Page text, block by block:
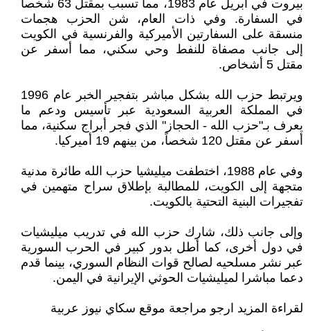
بيروت في أبريل عام 1983، مما تسبب بمقتل 63 شخصاً
في السفارة. وفي ذات العام، شن الحزب هجمات
منسقة على السفارتين الأميركية والفرنسية في الكويت
إلى جانب مصفاة للنفط وحي سكني، مما أسفر عن
مقتل 5 أشخاص.
ويرتبط حزب الله بشكل مباشر بتفجير الخبر عام 1996
في المملكة العربية السعودية عبر تأسيس ودعم ما
يعرف بـ"حزب الله - الحجاز" الذي فجر أبراج سكنية، مما
أسفر عن مقتل 120 شخصاً، من بينهم 19 أميركيا.
وفي عام 1988، اختطفت ميليشيا حزب الله طائرة مدنية
متجهة إلى الكويت، للمطالبة بإطلاق سراح متهمين في
تفجيرات البنية التحتية بالكويت.
وإلى جانب ذلك، شارك حزب الله في تدريب ميليشيات
في دول أخرى، كما أطل بدور كبير في الحرب السورية
عبر نشر مسلحيه لصالح قوات النظام السوري، بينما قدم
دعما مباشرا لميليشيات الحوثي الإيرانية في اليمن.
لقراءة المزيد ارجو مراجعة موقع سكاي نيوز عربية